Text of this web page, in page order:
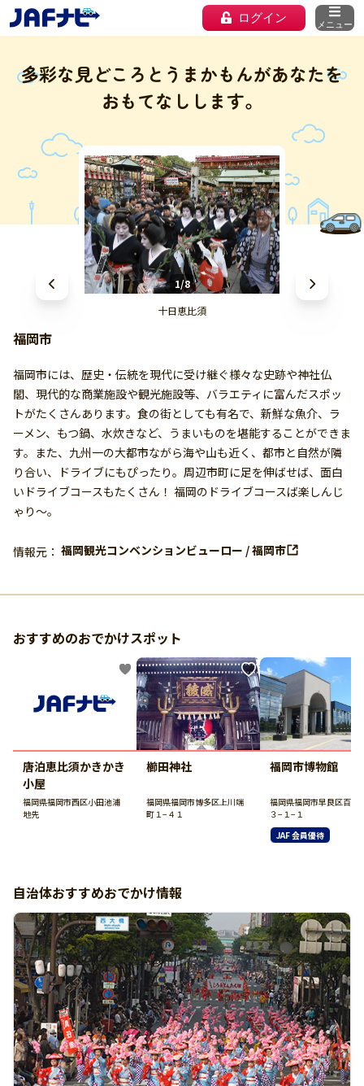
ログイン メニュー
多彩な見どころとうまかもんがあなたを
おもてなしします。
1/8
十日恵比須
福岡市
福岡市には、歴史・伝統を現代に受け継ぐ様々な史跡や神社仏
閣、現代的な商業施設や観光施設等、バラエティに富んだスポッ
トがたくさんあります。食の街としても有名で、新鮮な魚介、ラ
ーメン、もつ鍋、水炊きなど、うまいものを堪能することができま
す。また、九州一の大都市ながら海や山も近く、都市と自然が隣
り合い、ドライブにもぴったり。周辺市町に足を伸ばせば、面白
いドライブコースもたくさん！ 福岡のドライブコースば楽しんじ
ゃり〜。
情報元： 福岡観光コンベンションビューロー / 福岡市
おすすめのおでかけスポット
唐泊恵比須かきかき
小屋
福岡県福岡市西区小田池浦
地先
櫛田神社
福岡県福岡市博多区上川端
町１−４１
福岡市博物館
福岡県福岡市早良区百道
３−１−１
JAF 会員優待
自治体おすすめおでかけ情報